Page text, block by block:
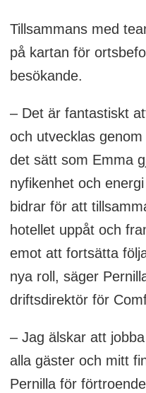
Tillsammans med
på kartan för
besökande.
– Det är fantastiskt
och utvecklas
det sätt som Emma
nyfikenhet och
bidrar för att
hotellet uppåt och
emot att fortsätta
nya roll, säger
driftsdirektör för
– Jag älskar att
alla gäster och mitt
Pernilla för